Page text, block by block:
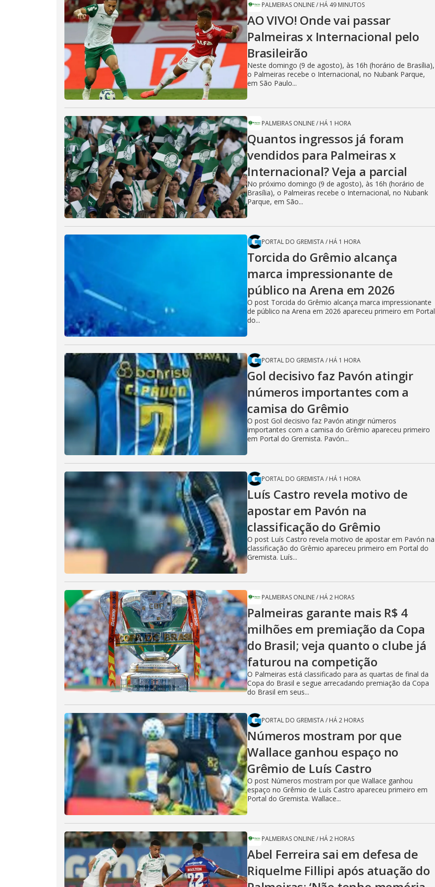
PALMEIRAS ONLINE/ HÁ 49 MINUTOS
AO VIVO! Onde vai passar
Palmeiras x Internacional pelo
Brasileirão
Neste domingo (9 de agosto), às 16h (horário de Brasília),
o Palmeiras recebe o Internacional, no Nubank Parque,
em São Paulo...
PALMEIRAS ONLINE/ HÁ 1 HORA
Quantos ingressos já foram
vendidos para Palmeiras x
Internacional? Veja a parcial
No próximo domingo (9 de agosto), às 16h (horário de
Brasília), o Palmeiras recebe o Internacional, no Nubank
Parque, em São...
PORTAL DO GREMISTA/ HÁ 1 HORA
Torcida do Grêmio alcança
marca impressionante de
público na Arena em 2026
O post Torcida do Grêmio alcança marca impressionante
de público na Arena em 2026 apareceu primeiro em Portal
do...
PORTAL DO GREMISTA/ HÁ 1 HORA
Gol decisivo faz Pavón atingir
números importantes com a
camisa do Grêmio
O post Gol decisivo faz Pavón atingir números
importantes com a camisa do Grêmio apareceu primeiro
em Portal do Gremista. Pavón...
PORTAL DO GREMISTA/ HÁ 1 HORA
Luís Castro revela motivo de
apostar em Pavón na
classificação do Grêmio
O post Luís Castro revela motivo de apostar em Pavón na
classificação do Grêmio apareceu primeiro em Portal do
Gremista. Luís...
PALMEIRAS ONLINE/ HÁ 2 HORAS
Palmeiras garante mais R$ 4
milhões em premiação da Copa
do Brasil; veja quanto o clube já
faturou na competição
O Palmeiras está classificado para as quartas de final da
Copa do Brasil e segue arrecadando premiação da Copa
do Brasil em seus...
PORTAL DO GREMISTA/ HÁ 2 HORAS
Números mostram por que
Wallace ganhou espaço no
Grêmio de Luís Castro
O post Números mostram por que Wallace ganhou
espaço no Grêmio de Luís Castro apareceu primeiro em
Portal do Gremista. Wallace...
PALMEIRAS ONLINE/ HÁ 2 HORAS
Abel Ferreira sai em defesa de
Riquelme Fillipi após atuação do